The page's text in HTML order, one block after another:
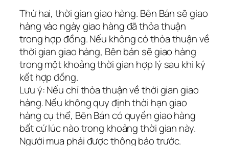
Thứ hai, thời gian giao hàng. Bên Bán sẽ giao
hàng vào ngày giao hàng đã thỏa thuận
trong hợp đồng. Nếu không có thỏa thuận về
thời gian giao hàng, Bên bán sẽ giao hàng
trong một khoảng thời gian hợp lý sau khi ký
kết hợp đồng.
Lưu ý: Nếu chỉ thỏa thuận về thời gian giao
hàng. Nếu không quy định thời hạn giao
hàng cụ thể, Bên Bán có quyền giao hàng
bất cứ lúc nào trong khoảng thời gian này.
Người mua phải được thông báo trước.